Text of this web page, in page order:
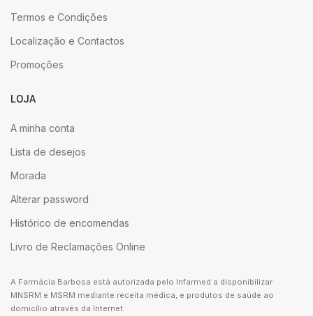
Termos e Condições
Localização e Contactos
Promoções
LOJA
A minha conta
Lista de desejos
Morada
Alterar password
Histórico de encomendas
Livro de Reclamações Online
A Farmácia Barbosa está autorizada pelo Infarmed a disponibilizar
MNSRM e MSRM mediante receita médica, e produtos de saúde ao
domicílio através da Internet.